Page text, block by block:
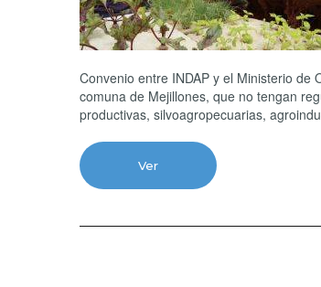
Convenio entre INDAP y el Ministerio
comuna de Mejillones, que no tengan
productivas, silvoagropecuarias,
Ver